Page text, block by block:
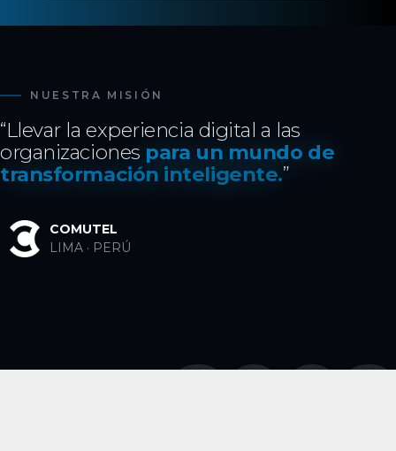
2008
NUESTRA MISIÓN
“Llevar la experiencia digital a las
organizaciones para un mundo de
transformación inteligente.”
COMUTEL
LIMA · PERÚ